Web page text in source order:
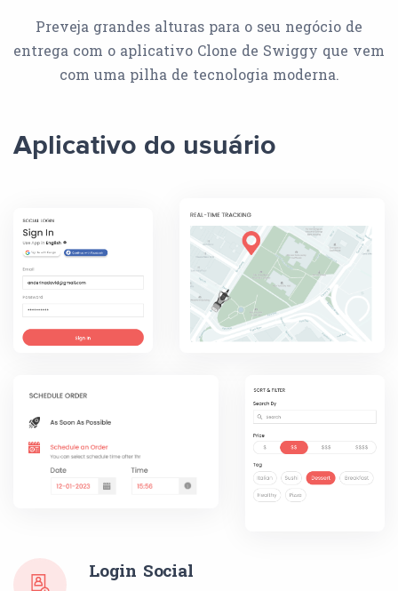
Preveja grandes alturas para o seu negócio de
entrega com o aplicativo Clone de Swiggy que vem
com uma pilha de tecnologia moderna.
Aplicativo do usuário
Login Social